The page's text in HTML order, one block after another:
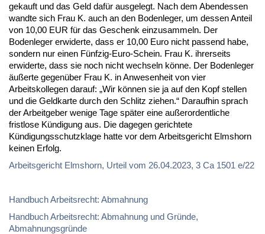
gekauft und das Geld dafür ausgelegt. Nach dem Abendessen
wandte sich Frau K. auch an den Bodenleger, um dessen Anteil
von 10,00 EUR für das Geschenk einzusammeln. Der
Bodenleger erwiderte, dass er 10,00 Euro nicht passend habe,
sondern nur einen Fünfzig-Euro-Schein. Frau K. ihrerseits
erwiderte, dass sie noch nicht wechseln könne. Der Bodenleger
äußerte gegenüber Frau K. in Anwesenheit von vier
Arbeitskollegen darauf: „Wir können sie ja auf den Kopf stellen
und die Geldkarte durch den Schlitz ziehen.“ Daraufhin sprach
der Arbeitgeber wenige Tage später eine außerordentliche
fristlose Kündigung aus. Die dagegen gerichtete
Kündigungsschutzklage hatte vor dem Arbeitsgericht Elmshorn
keinen Erfolg.
Arbeitsgericht Elmshorn, Urteil vom 26.04.2023, 3 Ca 1501 e/22
Handbuch Arbeitsrecht: Abmahnung
Handbuch Arbeitsrecht: Abmahnung und Gründe,
Abmahnungsgründe